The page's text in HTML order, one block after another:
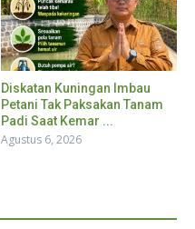
Diskatan Kuningan Imbau
Petani Tak Paksakan Tanam
Padi Saat Kemar ...
Agustus 6, 2026